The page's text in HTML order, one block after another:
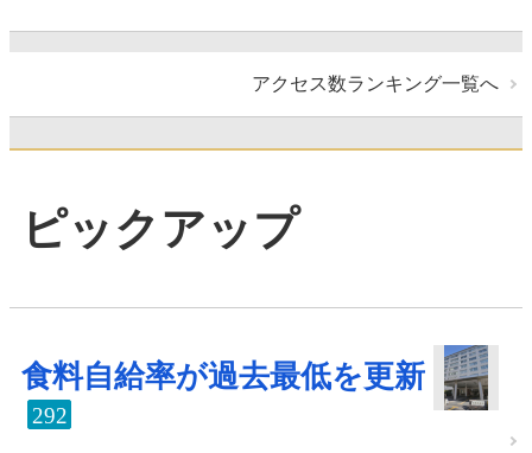
アクセス数ランキング一覧へ
ピックアップ
食料自給率が過去最低を更新
292